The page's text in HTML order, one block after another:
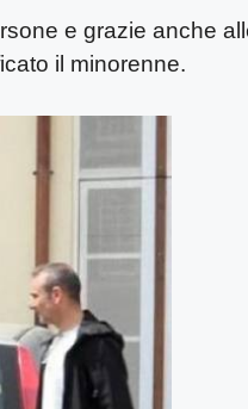
e grazie anche
il minorenne.